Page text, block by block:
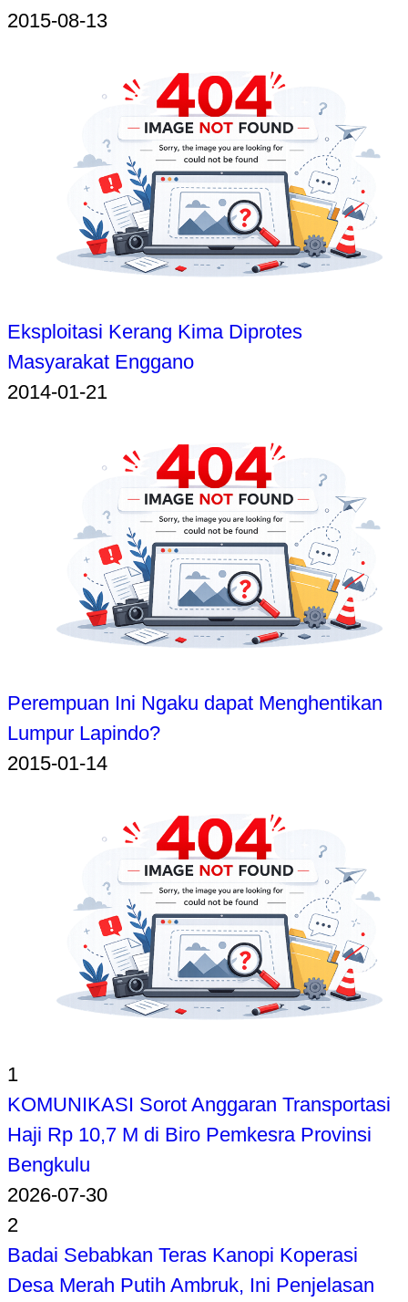
2015-08-13
Eksploitasi Kerang Kima Diprotes
Masyarakat Enggano
2014-01-21
Perempuan Ini Ngaku dapat Menghentikan
Lumpur Lapindo?
2015-01-14
1
KOMUNIKASI Sorot Anggaran Transportasi
Haji Rp 10,7 M di Biro Pemkesra Provinsi
Bengkulu
2026-07-30
2
Badai Sebabkan Teras Kanopi Koperasi
Desa Merah Putih Ambruk, Ini Penjelasan